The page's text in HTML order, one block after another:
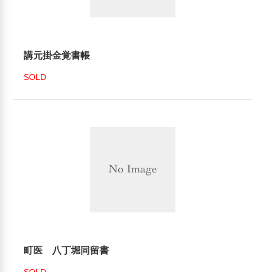
講元掛金覚書帳
SOLD
町医 八丁堀同留書